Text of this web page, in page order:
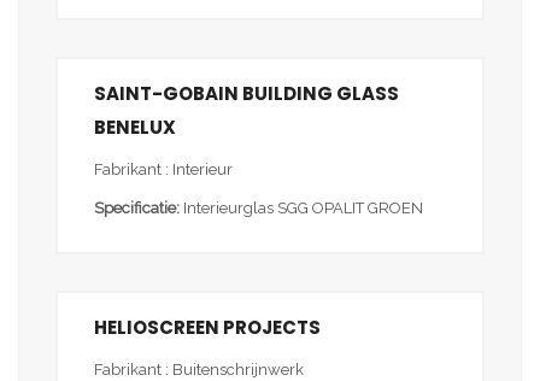
SAINT-GOBAIN BUILDING GLASS
BENELUX
Fabrikant : Interieur
Specificatie: Interieurglas SGG OPALIT GROEN
HELIOSCREEN PROJECTS
Fabrikant : Buitenschrijnwerk